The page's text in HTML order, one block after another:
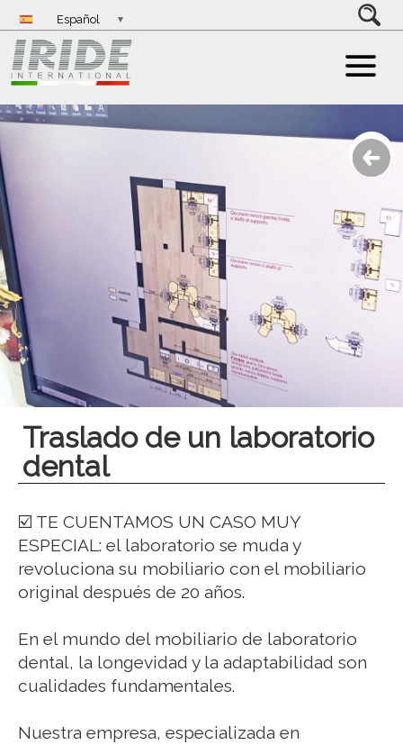
Español ▼
Traslado de un laboratorio
dental
☑️ TE CUENTAMOS UN CASO MUY
ESPECIAL: el laboratorio se muda y
revoluciona su mobiliario con el mobiliario
original después de 20 años.
En el mundo del mobiliario de laboratorio
dental, la longevidad y la adaptabilidad son
cualidades fundamentales.
Nuestra empresa, especializada en